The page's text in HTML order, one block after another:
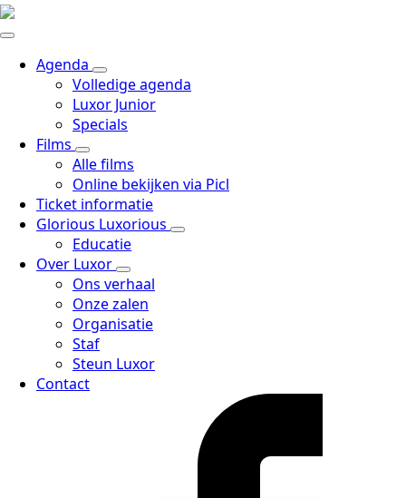
Agenda
Volledige agenda
Luxor Junior
Specials
Films
Alle films
Online bekijken via Picl
Ticket informatie
Glorious Luxorious
Educatie
Over Luxor
Ons verhaal
Onze zalen
Organisatie
Staf
Steun Luxor
Contact